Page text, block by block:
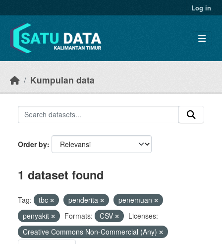
Log in
Kumpulan data
Order by
1 dataset found
Tag: tbc penderita
penemuan
penyakit
Formats: CSV
Licenses:
Creative Commons Non-Commercial (Any)